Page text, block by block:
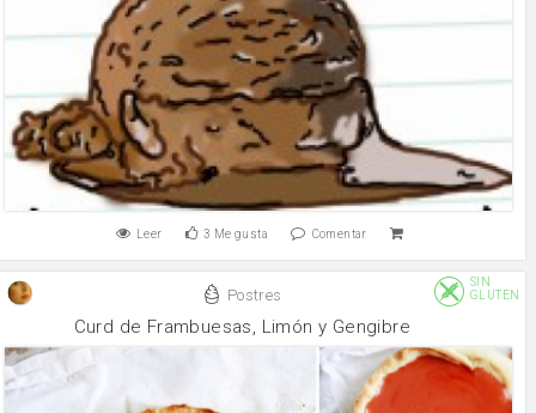
Leer 3 Me gusta Comentar
Postres
SIN
GLUTEN
Curd de Frambuesas, Limón y Gengibre